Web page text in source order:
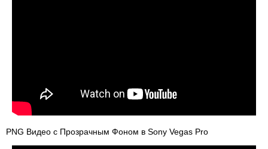
PNG Видео с Прозрачным Фоном в Sony Vegas Pro